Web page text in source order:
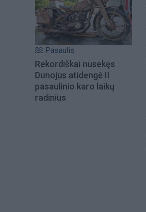
Pasaulis
Rekordiškai nusekęs
Dunojus atidengė II
pasaulinio karo laikų
radinius